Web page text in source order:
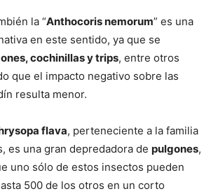
la “Anthocoris nemorum” es una
en este sentido, ya que se
cochinillas y trips, entre otros
que el impacto negativo sobre las
resulta menor.
flava, perteneciente a la familia
es una gran depredadora de pulgones,
uno sólo de estos insectos pueden
500 de los otros en un corto